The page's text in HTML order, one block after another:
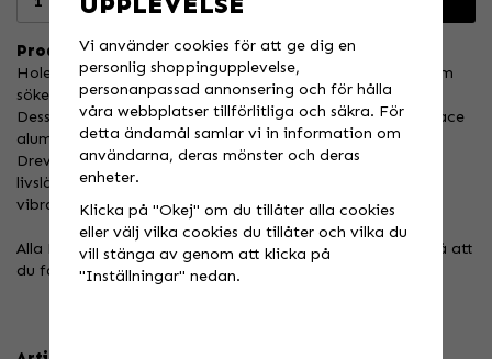
Produktbeskrivning:
Holeshots aluminiumdrev är det ultimata valet för dig som
söker högsta kvalitet.
Dessa drev är tillverkade av högkvalitets 7075-T6 Aerospace
aluminium, vilket ger dem låg vikt och hög hållbarhet.
Drevet är självrensande, vilket gör att det förlänger
livslängden på både drev och kedja. Det är också
vibrationståligt och står emot vridningar.
Alla Holeshot bakdrev är tillverkade i EU, så du kan lita på att
du får produkter av högsta kvalitet.
Vi använder cookies för att ge dig en
personlig shoppingupplevelse,
personanpassad annonsering och för hålla
våra webbplatser tillförlitliga och säkra. För
detta ändamål samlar vi in information om
användarna, deras mönster och deras
enheter.
Klicka på "Okej" om du tillåter alla cookies
eller välj vilka cookies du tillåter och vilka du
vill stänga av genom att klicka på
"Inställningar" nedan.